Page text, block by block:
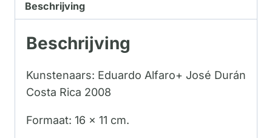
Beschrijving
Beschrijving
Kunstenaars: Eduardo Alfaro+ José Durán
Costa Rica 2008
Formaat: 16 x 11 cm.